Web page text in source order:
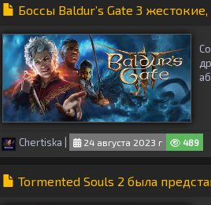
Боссы Baldur’s Gate 3
Chertiska 24 августа 2023 г 489
Tormented Souls 2 была